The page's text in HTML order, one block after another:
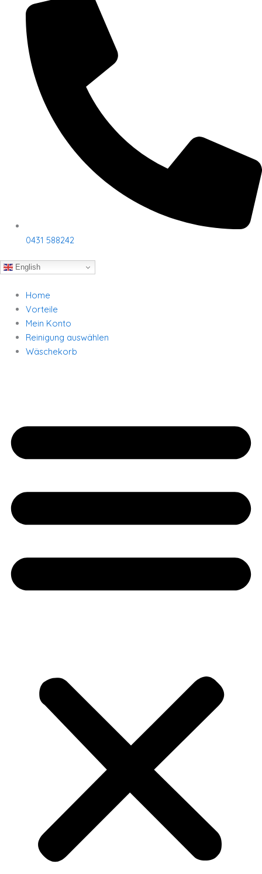
0431 588242
English
Home
Vorteile
Mein Konto
Reinigung auswählen
Wäschekorb